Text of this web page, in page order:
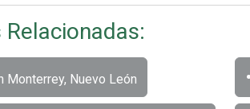
Monterrey, Nuevo León •